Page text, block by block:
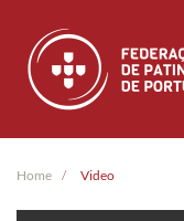
Skip to main
Home Video